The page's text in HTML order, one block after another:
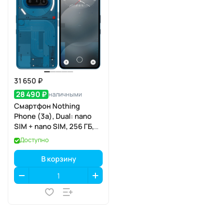
31 650 ₽
28 490 ₽ наличными
Смартфон Nothing
Phone (3a), Dual: nano
SIM + nano SIM, 256 ГБ,
Синий
Доступно
В корзину